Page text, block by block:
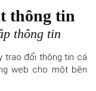
thông tin
thông tin
trao đổi thông tin cá
web cho một bên